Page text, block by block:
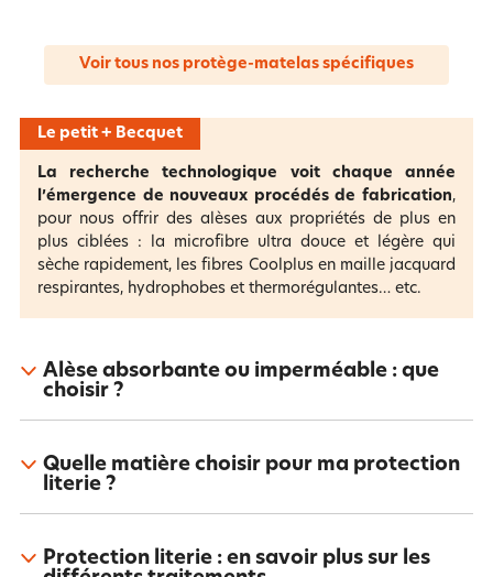
Voir tous nos protège-matelas spécifiques
Le petit + Becquet
La recherche technologique voit chaque année
l’émergence de nouveaux procédés de fabrication,
pour nous offrir des alèses aux propriétés de plus en
plus ciblées : la microfibre ultra douce et légère qui
sèche rapidement, les fibres Coolplus en maille jacquard
respirantes, hydrophobes et thermorégulantes… etc.
Alèse absorbante ou imperméable : que
choisir ?
Quelle matière choisir pour ma protection
literie ?
Protection literie : en savoir plus sur les